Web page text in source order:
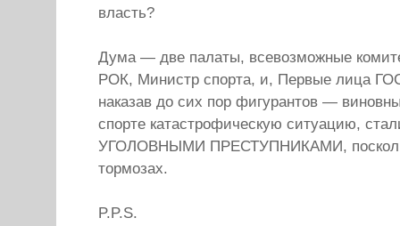
власть?
Дума — две палаты, всевозможные
РОК, Министр спорта, и, Первые лица
наказав до сих пор фигурантов —
спорте катастрофическую ситуацию,
УГОЛОВНЫМИ ПРЕСТУПНИКАМИ,
тормозах.
P.P.S.